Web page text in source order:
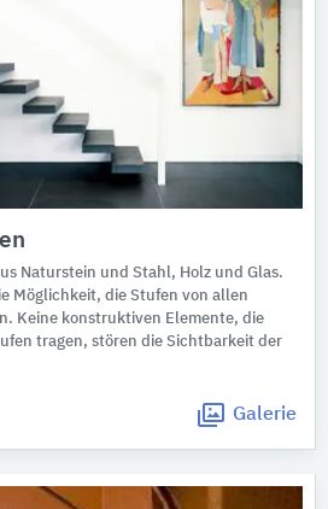
Naturstein und Stahl, Holz und Glas.
Möglichkeit, die Stufen von allen
Keine konstruktiven Elemente, die
tragen, stören die Sichtbarkeit der
Galerie